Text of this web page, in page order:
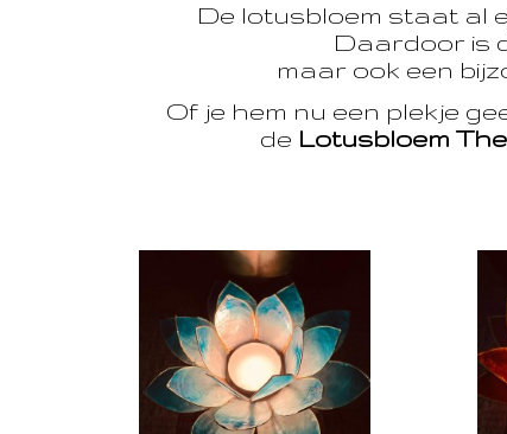
De lotusbloem staat al
Daardoor is
maar ook een
Of je hem nu een plekje
de Lotusbloem